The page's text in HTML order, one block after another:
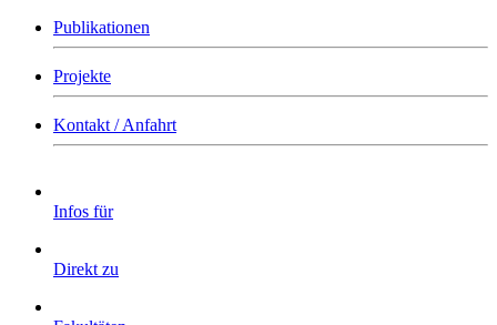
Publikationen
Projekte
Kontakt / Anfahrt
Infos für
Direkt zu